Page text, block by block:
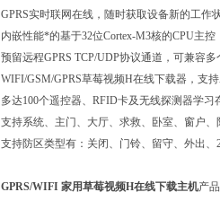
GPRS实时联网在线，随时获取设备新的工作
内嵌性能*的基于32位Cortex-M3核的CPU主控
预留远程GPRS TCP/UDP协议通道，可兼容
WIFI/GSM/GPRS草莓视频H在线下载器，支
多达100个遥控器、RFID卡及无线探测器学习
支持系统、主门、大厅、求救、卧室、窗户
支持防区类型有：关闭、门铃、留守、外出、
GPRS/WIFI 家用草莓视频H在线下载主机产